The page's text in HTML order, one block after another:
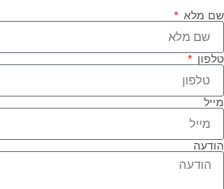
מלא